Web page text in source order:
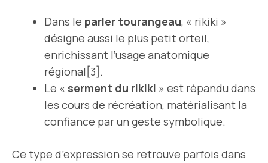
Dans le parler tourangeau, « rikiki »
désigne aussi le plus petit orteil,
enrichissant l’usage anatomique
régional[3].
Le « serment du rikiki » est répandu dans
les cours de récréation, matérialisant la
confiance par un geste symbolique.
Ce type d’expression se retrouve parfois dans